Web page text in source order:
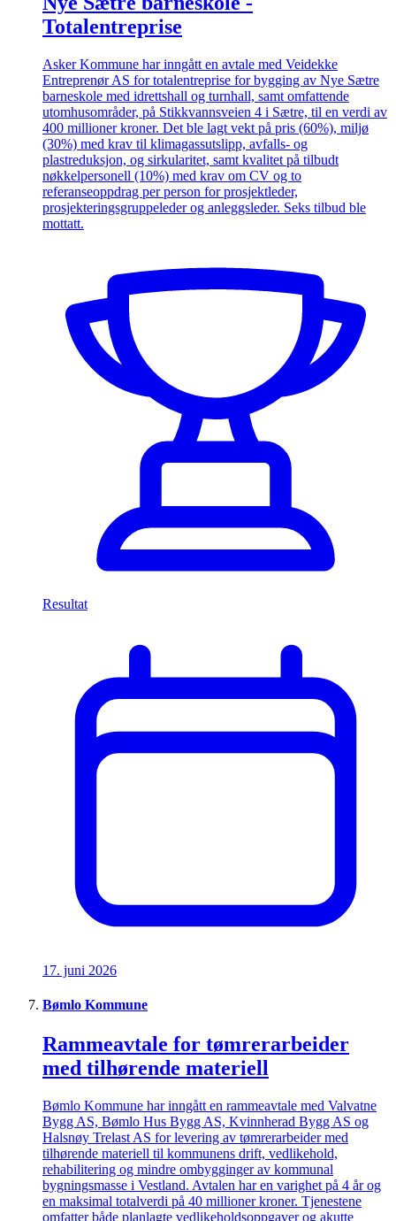
Totalentreprise
Asker Kommune har inngått en avtale med Veidekke
Entreprenør AS for totalentreprise for bygging av Nye Sætre
barneskole med idrettshall og turnhall, samt omfattende
utomhusområder, på Stikkvannsveien 4 i Sætre, til en verdi av
400 millioner kroner. Det ble lagt vekt på pris (60%), miljø
(30%) med krav til klimagassutslipp, avfalls- og
plastreduksjon, og sirkularitet, samt kvalitet på tilbudt
nøkkelpersonell (10%) med krav om CV og to
referanseoppdrag per person for prosjektleder,
prosjekteringsgruppeleder og anleggsleder. Seks tilbud ble
mottatt.
Resultat
17. juni 2026
Bømlo Kommune
Rammeavtale for tømrerarbeider
med tilhørende materiell
Bømlo Kommune har inngått en rammeavtale med Valvatne
Bygg AS, Bømlo Hus Bygg AS, Kvinnherad Bygg AS og
Halsnøy Trelast AS for levering av tømrerarbeider med
tilhørende materiell til kommunens drift, vedlikehold,
rehabilitering og mindre ombygginger av kommunal
bygningsmasse i Vestland. Avtalen har en varighet på 4 år og
en maksimal totalverdi på 40 millioner kroner. Tjenestene
omfatter både planlagte vedlikeholdsoppgaver og akutte